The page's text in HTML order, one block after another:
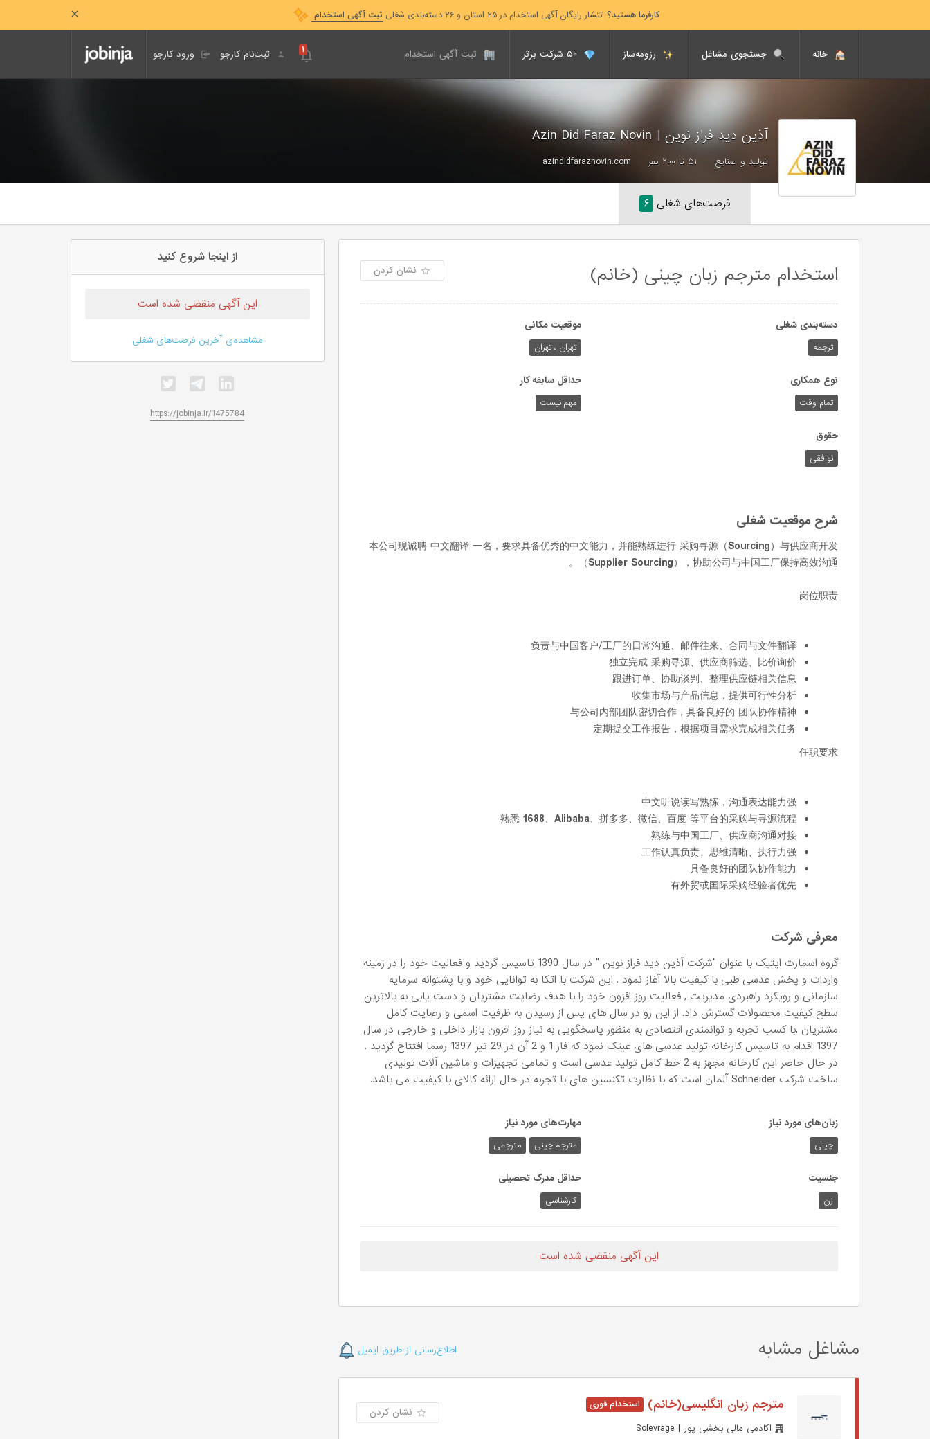
کارفرما هستید؟ انتشار رایگان آگهی استخدام در ۲۵ استان و ۲۶ دسته‌بندی شغلی ثبت آگهی استخدام
خانه جستجوی مشاغل رزومه‌ساز ثبت آگهی استخدام ورود کارجو ثبت‌نام کارجو ۱
آذین دید فراز نوین |
تولید و صنایع ۵۱ تا ۲۰۰ نفر azindidfaraznovin.com
فرصت‌های شغلی ۶
استخدام مترجم زبان چینی (خانم) نشان کردن
دسته‌بندی شغلی
ترجمه
موقعیت مکانی
تهران ، تهران
نوع همکاری
تمام وقت
حداقل سابقه کار
مهم نیست
حقوق
توافقی
شرح موقعیت شغلی
本公司现诚聘 中文翻译 一名，要求具备优秀的中文能力，并能熟练进行 采购寻源（Sourcing）与供应商开发
（Supplier Sourcing）
，协助公司与中国工厂保持高效沟通。
岗位职责
负责与中国客户/工厂的日常沟通、邮件往来、合同与文件翻译
独立完成 采购寻源、供应商筛选、比价询价
跟进订单、协助谈判、整理供应链相关信息
收集市场与产品信息，提供可行性分析
与公司内部团队密切合作，具备良好的 团队协作精神
定期提交工作报告，根据项目需求完成相关任务
任职要求
中文听说读写熟练，沟通表达能力强
熟悉 1688、Alibaba、拼多多、微信、百度 等平台的采购与寻源流程
熟练与中国工厂、供应商沟通对接
工作认真负责、思维清晰、执行力强
具备良好的团队协作能力
有外贸或国际采购经验者优先
معرفی شرکت
گروه اسمارت اپتیک با عنوان "شرکت آذین دید فراز نوین " در سال 1390 تاسیس گردید و فعالیت خود را در زمینه
واردات و پخش عدسی طبی با کیفیت بالا آغاز نمود . این شرکت با اتکا به توانایی خود و با پشتوانه سرمایه
سازمانی و رویکرد راهبردی مدیریت , فعالیت روز افزون خود را با هدف رضایت مشتریان و دست یابی به بالاترین
سطح کیفیت محصولات گسترش داد. از این رو در سال های پس از رسیدن به ظرفیت اسمی و رضایت کامل
مشتریان ,با کسب تجربه و توانمندی اقتصادی به منظور پاسخگویی به نیاز روز افزون بازار داخلی و خارجی در سال
1397 اقدام به تاسیس کارخانه تولید عدسی های عینک نمود که فاز 1 و 2 آن در 29 تیر 1397 رسما افتتاح گردید .
در حال حاضر این کارخانه مجهز به 2 خط کامل تولید عدسی است و تمامی تجهیزات و ماشین آلات تولیدی
ساخت شرکت Schneider آلمان است که با نظارت تکنسین های با تجربه در حال ارائه کالای با کیفیت می باشد.
زبان‌های مورد نیاز
چینی
مهارت‌های مورد نیاز
مترجم چینی مترجمی
جنسیت
زن
حداقل مدرک تحصیلی
کارشناسی
این آگهی منقضی شده است
مشاغل مشابه اطلاع‌رسانی از طریق ایمیل
مترجم زبان انگلیسی(خانم)
اکادمی مالی بخشی پور | Solevrage
نشان کردن
از اینجا شروع کنید
این آگهی منقضی شده است
مشاهده‌ی آخرین فرصت‌های شغلی
https://jobinja.ir/1475784